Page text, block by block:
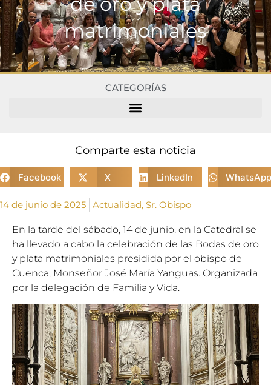
matrimoniales
CATEGORÍAS
Comparte esta noticia
Facebook X LinkedIn WhatsApp
14 de junio de 2025 Actualidad, Sr. Obispo
En la tarde del sábado, 14 de junio, en la Catedral se
ha llevado a cabo la celebración de las Bodas de oro
y plata matrimoniales presidida por el obispo de
Cuenca, Monseñor José María Yanguas. Organizada
por la delegación de Familia y Vida.